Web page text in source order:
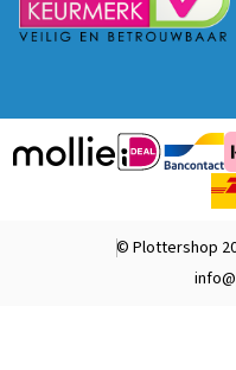
© Plottershop